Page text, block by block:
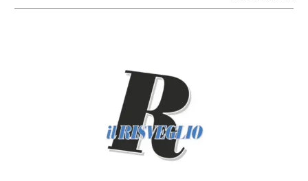
Redazione